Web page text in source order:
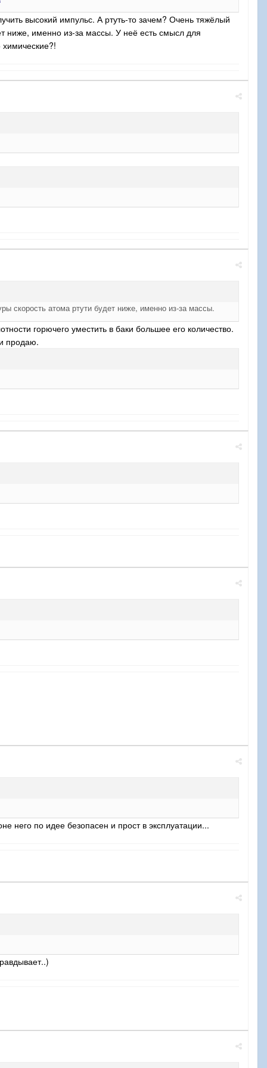
высокий импульс. А ртуть-то зачем? Очень тяжёлый
ниже, именно из-за массы. У неё есть смысл для
скорость атома ртути будет ниже, именно из-за массы.
горючего уместить в баки большее его количество.
продаю.
него по идее безопасен и прост в эксплуатации...